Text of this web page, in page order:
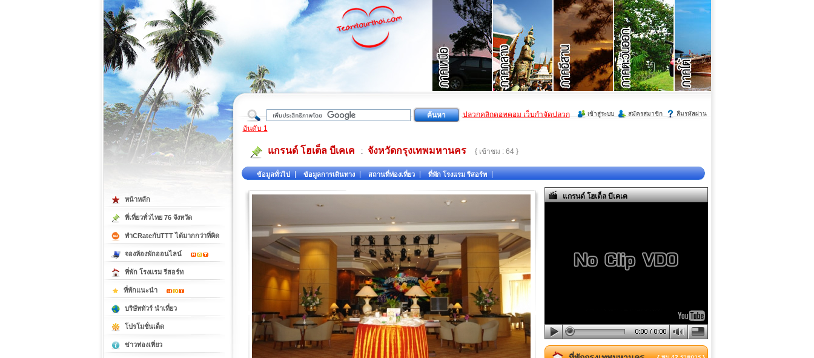
ที่เที่ยวภาคใต้
เข้าสู่ระบบ สมัครสมาชิก ลืมรหัสผ่าน
ปลวกคลิกดอทคอม เว็บกำจัดปลวก
อันดับ 1
แกรนด์ โฮเต็ล บีเคเค : จังหวัดกรุงเทพมหานคร { เข้าชม : 64 }
ข้อมูลทั่วไป ข้อมูลการเดินทาง สถานที่ท่องเที่ยว ที่พัก โรงแรม รีสอร์ท
แกรนด์ โฮเต็ล บีเคเค
หน้าหลัก
ที่เที่ยวทั่วไทย 76 จังหวัด
ทำCRateกับTTT ได้มากกว่าที่คิด
จองห้องพักออนไลน์
ที่พัก โรงแรม รีสอร์ท
ที่พักแนะนำ
บริษัททัวร์ นำเที่ยว
โปรโมชั่นเด็ด
ข่าวท่องเที่ยว